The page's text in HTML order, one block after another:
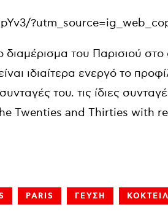
του Παρισιού στο
ιδιαίτερα ενεργό το
του. τις ίδιες
Twenties and Thirties with
PARIS ΓΕΥΣΗ ΚΟΚΤΕΙΛ